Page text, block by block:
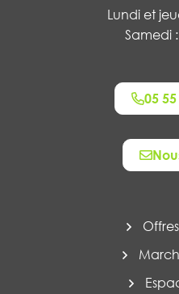
Lundi et
Samedi
05 55